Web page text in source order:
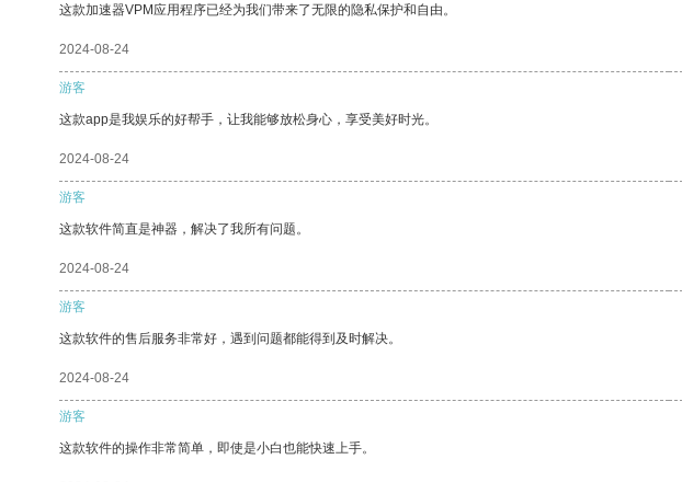
这款加速器VPM应用程序已经为我们带来了无限的隐私保护和自由。
2024-08-24
游客
这款app是我娱乐的好帮手，让我能够放松身心，享受美好时光。
2024-08-24
游客
这款软件简直是神器，解决了我所有问题。
2024-08-24
游客
这款软件的售后服务非常好，遇到问题都能得到及时解决。
2024-08-24
游客
这款软件的操作非常简单，即使是小白也能快速上手。